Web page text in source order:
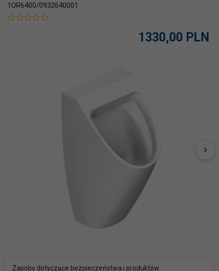
1OR6400/0932640001
1330,00 PLN
Zasoby dotyczące bezpieczeństwa i produktów